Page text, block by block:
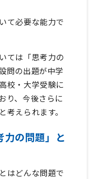
て必要な能力で
ては「思考力の
問の出題が中学
校・大学受験に
り、今後さらに
考えられます。
力の問題」と
はどんな問題で